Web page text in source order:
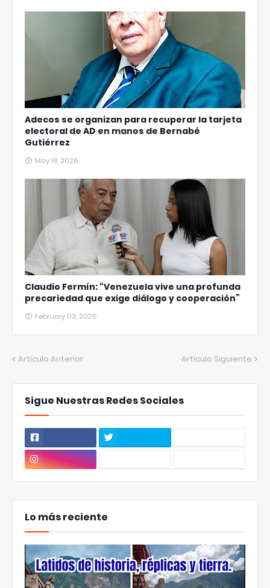
Adecos se organizan para recuperar la tarjeta
electoral de AD en manos de Bernabé
Gutiérrez
May 18, 2026
Claudio Fermín: “Venezuela vive una profunda
precariedad que exige diálogo y cooperación”
February 03, 2026
Artículo Anterior Artículo Siguiente
Sigue Nuestras Redes Sociales
Lo más reciente